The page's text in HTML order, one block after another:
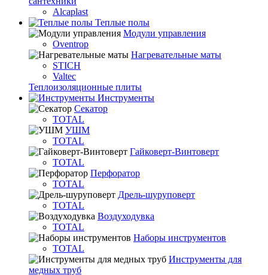
Alcaplast
Теплые полы
Модули управления
Oventrop
Нагревательные маты
STICH
Valtec
Теплоизоляционные плиты
Инструменты
Секатор
TOTAL
УШМ
TOTAL
Гайковерт-Винтоверт
TOTAL
Перфоратор
TOTAL
Дрель-шуруповерт
TOTAL
Воздуходувка
TOTAL
Наборы инструментов
TOTAL
Инструменты для
медных труб